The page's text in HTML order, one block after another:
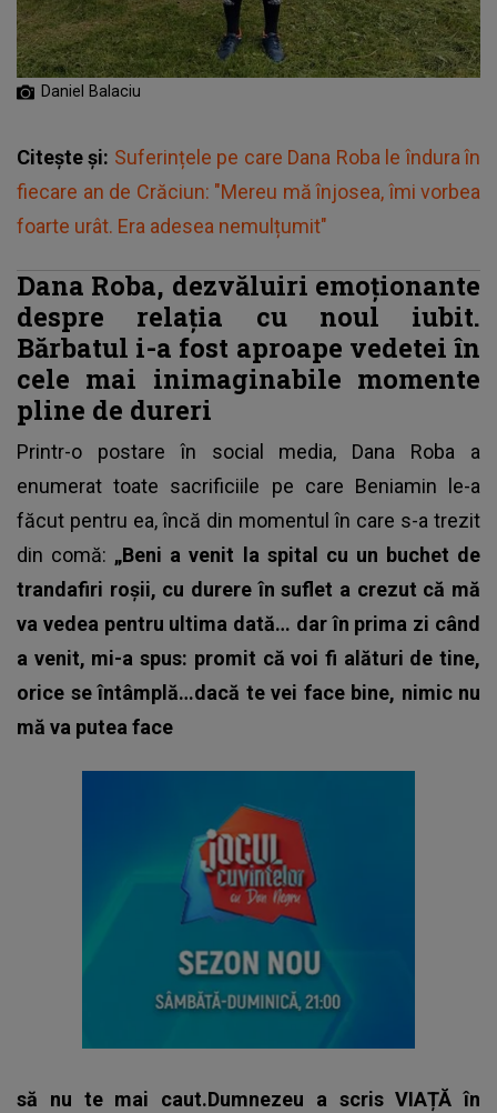
Daniel Balaciu
Citește și: Suferințele pe care Dana Roba le îndura în
fiecare an de Crăciun: "Mereu mă înjosea, îmi vorbea
foarte urât. Era adesea nemulțumit"
Dana Roba, dezvăluiri emoționante
despre relația cu noul iubit.
Bărbatul i-a fost aproape vedetei în
cele mai inimaginabile momente
pline de dureri
Printr-o postare în social media, Dana Roba a
enumerat toate sacrificiile pe care Beniamin le-a
făcut pentru ea, încă din momentul în care s-a trezit
din comă: „Beni a venit la spital cu un buchet de
trandafiri roșii, cu durere în suflet a crezut că mă
va vedea pentru ultima dată… dar în prima zi când
a venit, mi-a spus: promit că voi fi alături de tine,
orice se întâmplă…dacă te vei face bine, nimic nu
mă va putea face
să nu te mai caut.Dumnezeu a scris VIAȚĂ în